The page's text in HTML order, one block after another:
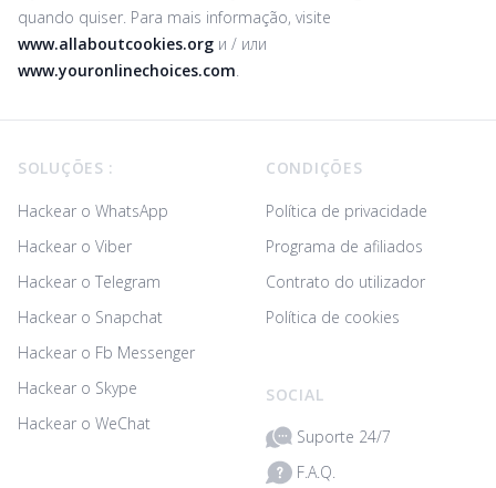
quando quiser. Para mais informação, visite
www.allaboutcookies.org и / или
www.youronlinechoices.com
SOLUÇÕES :
Hackear o WhatsApp
Hackear o Viber
Hackear o Telegram
Hackear o Snapchat
Hackear o Fb Messenger
Hackear o Skype
Hackear o WeChat
CONDIÇÕES
Política de privacidade
Programa de afiliados
Contrato do utilizador
Política de cookies
SOCIAL
Suporte 24/7
F.A.Q.